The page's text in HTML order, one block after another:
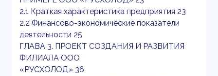
2.1 Краткая характеристика предприятия 23
2.2 Финансово-экономические показатели
деятельности 25
ГЛАВА 3. ПРОЕКТ СОЗДАНИЯ И РАЗВИТИЯ
ФИЛИАЛА ООО
«РУСХОЛОД» 36